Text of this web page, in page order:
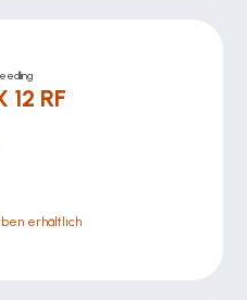
RF
erhältlich